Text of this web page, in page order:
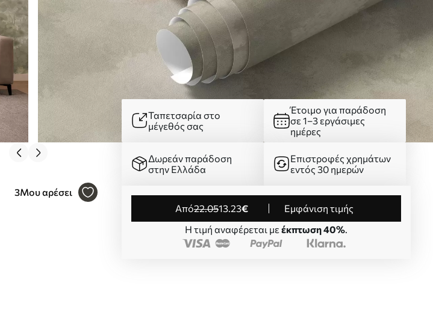
3Μου αρέσει
Ταπετσαρία στο
μέγεθός σας
Έτοιμο για παράδοση
σε 1–3 εργάσιμες
ημέρες
Δωρεάν παράδοση
στην Ελλάδα
Επιστροφές χρημάτων
εντός 30 ημερών
από22.0513 .23€
Εμφάνιση τιμής
Η τιμή αναφέρεται με έκπτωση 40%